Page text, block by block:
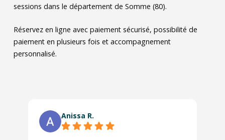
sessions dans le département de Somme (80).
Réservez en ligne avec paiement sécurisé, possibilité de
paiement en plusieurs fois et accompagnement
personnalisé.
Anissa R.